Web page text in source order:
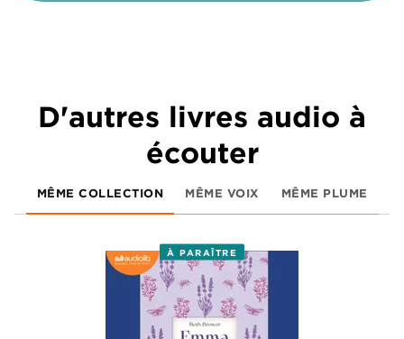
D'autres livres audio à
écouter
MÊME COLLECTION MÊME VOIX MÊME PLUME
À PARAÎTRE